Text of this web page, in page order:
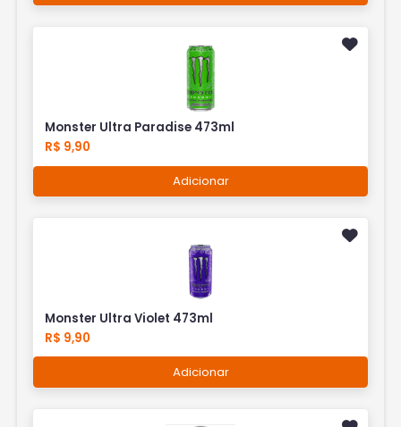
Monster Ultra Paradise 473ml
R$ 9,90
Adicionar
Monster Ultra Violet 473ml
R$ 9,90
Adicionar